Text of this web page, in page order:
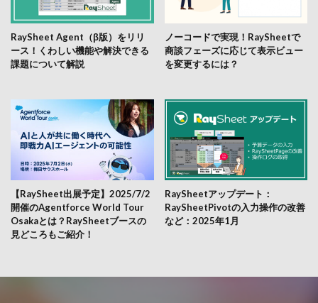
RaySheet Agent（β版）をリリ
ース！くわしい機能や解決できる
課題について解説
ノーコードで実現！RaySheetで
商談フェーズに応じて表示ビュー
を変更するには？
【RaySheet出展予定】2025/7/2
開催のAgentforce World Tour
Osakaとは？RaySheetブースの
見どころもご紹介！
RaySheetアップデート：
RaySheetPivotの入力操作の改善
など：2025年1月